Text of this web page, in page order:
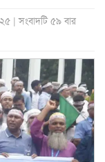
| সংবাদটি ৫৯ বার